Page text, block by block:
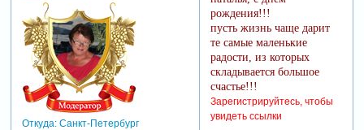
Откуда:Санкт-Петербург
рождения!!!
пусть жизнь чаще дарит
те самые маленькие
радости, из которых
складывается большое
счастье!!!
Зарегистрируйтесь, чтобы
увидеть ссылки